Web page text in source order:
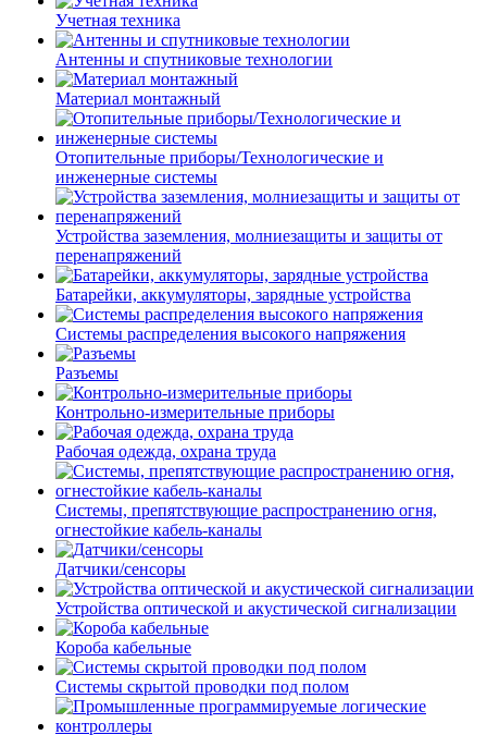
Учетная техника
Антенны и спутниковые технологии
Материал монтажный
Отопительные приборы/Технологические и
инженерные системы
Устройства заземления, молниезащиты и защиты от
перенапряжений
Батарейки, аккумуляторы, зарядные устройства
Системы распределения высокого напряжения
Разъемы
Контрольно-измерительные приборы
Рабочая одежда, охрана труда
Системы, препятствующие распространению огня,
огнестойкие кабель-каналы
Датчики/сенсоры
Устройства оптической и акустической сигнализации
Короба кабельные
Системы скрытой проводки под полом